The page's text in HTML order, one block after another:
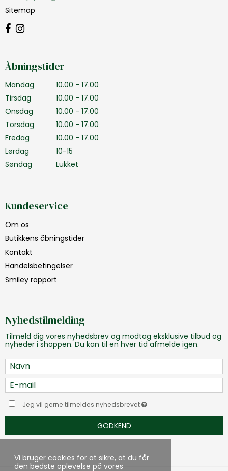
Vi bruger cookies for at sikre, at du får
den bedste oplevelse på vores
Sitemap
Åbningstider
Mandag
10.00 - 17.00
Tirsdag
10.00 - 17.00
Onsdag
10.00 - 17.00
Torsdag
10.00 - 17.00
Fredag
10.00 - 17.00
Lørdag
10-15
Søndag
Lukket
Kundeservice
Om os
Butikkens åbningstider
Kontakt
Handelsbetingelser
Smiley rapport
Nyhedstilmelding
Tilmeld dig vores nyhedsbrev og modtag eksklusive tilbud og
nyheder i shoppen. Du kan til en hver tid afmelde igen.
Jeg vil gerne tilmeldes nyhedsbrevet
GODKEND